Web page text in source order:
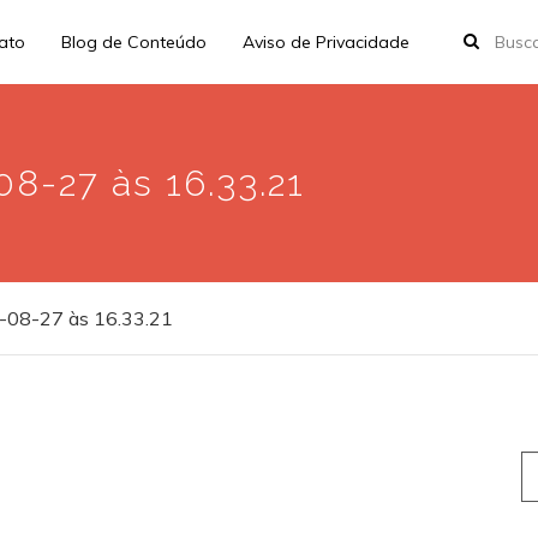
Blog de Conteúdo Aviso de Privacidade
27 às 16.33.21
08-27 às 16.33.21